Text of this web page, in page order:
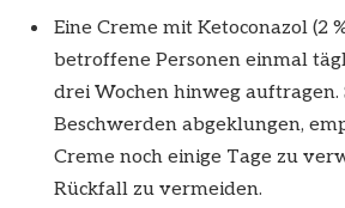
Eine Creme mit Ketoconazol (2
betroffene Personen einmal
drei Wochen hinweg auftragen.
Beschwerden abgeklungen,
Creme noch einige Tage zu
Rückfall zu vermeiden.